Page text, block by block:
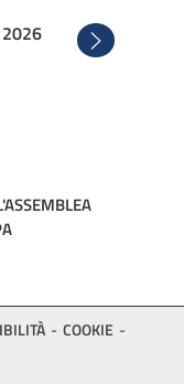
Successivo
COOKIE